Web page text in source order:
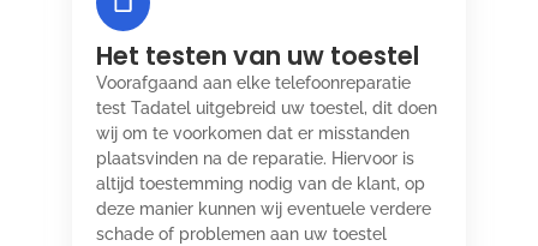
Het testen van uw toestel
Voorafgaand aan elke telefoonreparatie
test Tadatel uitgebreid uw toestel, dit doen
wij om te voorkomen dat er misstanden
plaatsvinden na de reparatie. Hiervoor is
altijd toestemming nodig van de klant, op
deze manier kunnen wij eventuele verdere
schade of problemen aan uw toestel